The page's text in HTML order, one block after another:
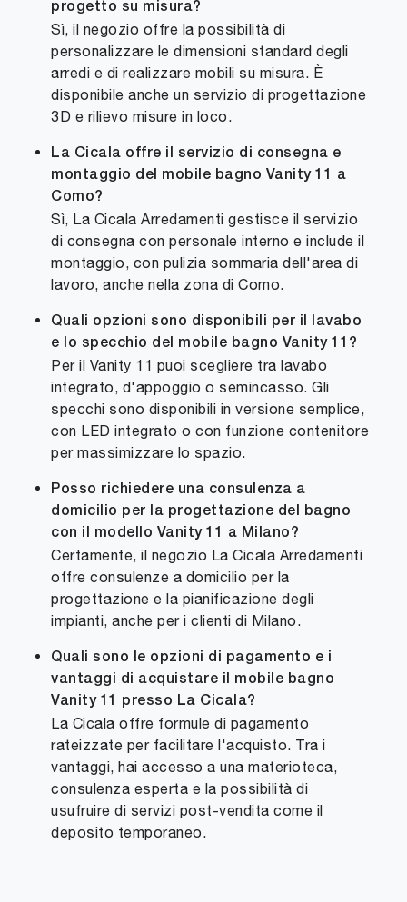
progetto su misura?
Sì, il negozio offre la possibilità di
personalizzare le dimensioni standard degli
arredi e di realizzare mobili su misura. È
disponibile anche un servizio di progettazione
3D e rilievo misure in loco.
La Cicala offre il servizio di consegna e
montaggio del mobile bagno Vanity 11 a
Como?
Sì, La Cicala Arredamenti gestisce il servizio
di consegna con personale interno e include il
montaggio, con pulizia sommaria dell'area di
lavoro, anche nella zona di Como.
Quali opzioni sono disponibili per il lavabo
e lo specchio del mobile bagno Vanity 11?
Per il Vanity 11 puoi scegliere tra lavabo
integrato, d'appoggio o semincasso. Gli
specchi sono disponibili in versione semplice,
con LED integrato o con funzione contenitore
per massimizzare lo spazio.
Posso richiedere una consulenza a
domicilio per la progettazione del bagno
con il modello Vanity 11 a Milano?
Certamente, il negozio La Cicala Arredamenti
offre consulenze a domicilio per la
progettazione e la pianificazione degli
impianti, anche per i clienti di Milano.
Quali sono le opzioni di pagamento e i
vantaggi di acquistare il mobile bagno
Vanity 11 presso La Cicala?
La Cicala offre formule di pagamento
rateizzate per facilitare l'acquisto. Tra i
vantaggi, hai accesso a una materioteca,
consulenza esperta e la possibilità di
usufruire di servizi post-vendita come il
deposito temporaneo.